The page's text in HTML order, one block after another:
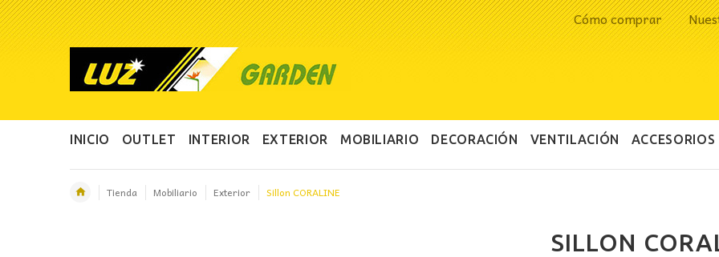
Cómo comprar
INICIO OUTLET INTERIOR EXTERIOR MOBILIARIO DECORACIÓN VENTILACIÓN ACCESORIOS
Tienda Mobiliario Exterior Sillon CORALINE
SILLON